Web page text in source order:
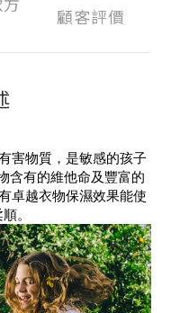
顧客評價
害物質，是敏感的孩子
含有的維他命及豐富的
卓越衣物保濕效果能使
。